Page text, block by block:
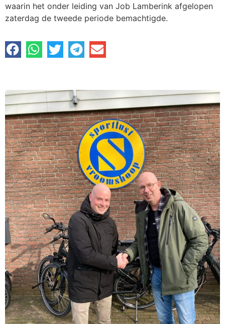
waarin het onder leiding van Job Lamberink afgelopen
zaterdag de tweede periode bemachtigde.